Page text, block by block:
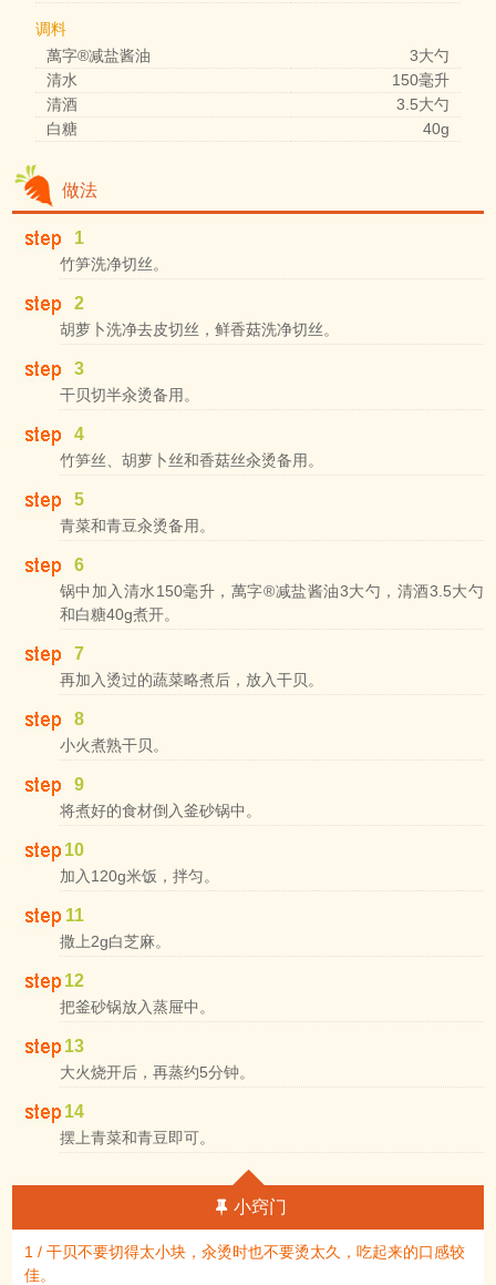
调料
萬字®减盐酱油
3大勺
清水
150毫升
清酒
3.5大勺
白糖
40g
做法
1
竹笋洗净切丝。
2
胡萝卜洗净去皮切丝，鲜香菇洗净切丝。
3
干贝切半汆烫备用。
4
竹笋丝、胡萝卜丝和香菇丝汆烫备用。
5
青菜和青豆汆烫备用。
6
锅中加入清水150毫升，萬字®减盐酱油3大勺，清酒3.5大勺
和白糖40g煮开。
7
再加入烫过的蔬菜略煮后，放入干贝。
8
小火煮熟干贝。
9
将煮好的食材倒入釜砂锅中。
10
加入120g米饭，拌匀。
11
撒上2g白芝麻。
12
把釜砂锅放入蒸屉中。
13
大火烧开后，再蒸约5分钟。
14
摆上青菜和青豆即可。
小窍门
1 / 干贝不要切得太小块，汆烫时也不要烫太久，吃起来的口感较
佳。